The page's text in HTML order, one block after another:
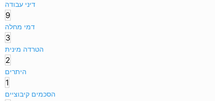
דיני עבודה
9
דמי מחלה
3
הטרדה מינית
2
היתרים
1
הסכמים קיבוציים